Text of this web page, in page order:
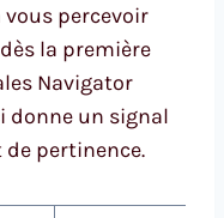
percevoir
la première
Navigator
donne un signal
pertinence.